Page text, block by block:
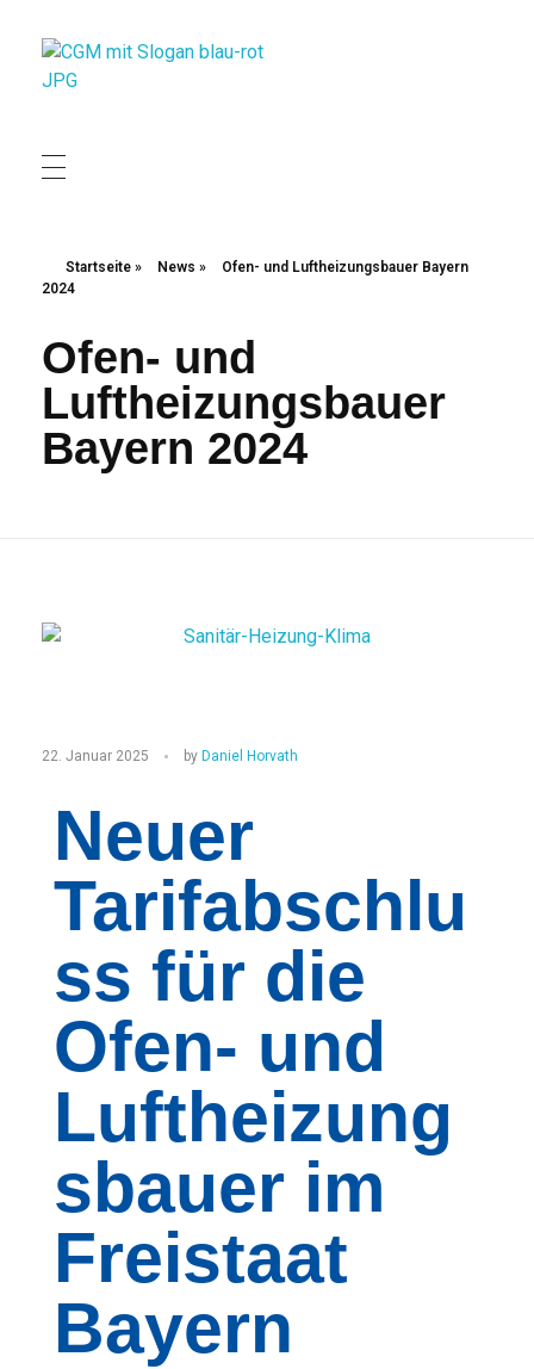
Startseite » News »
Ofen- und Luftheizungsbauer Bayern
2024
Ofen- und
Luftheizungsbauer
Bayern 2024
O
n
u
n
d
L
u
h
22. Januar 2025 by Daniel Horvath
Neuer
Tarifabschlu
ss für die
Ofen- und
Luftheizung
sbauer im
Freistaat
Bayern